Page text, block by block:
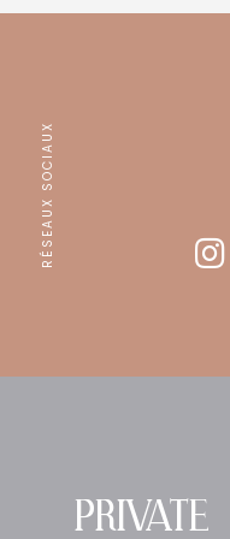
RÉSEAUX SOCIAUX
PRIVATE